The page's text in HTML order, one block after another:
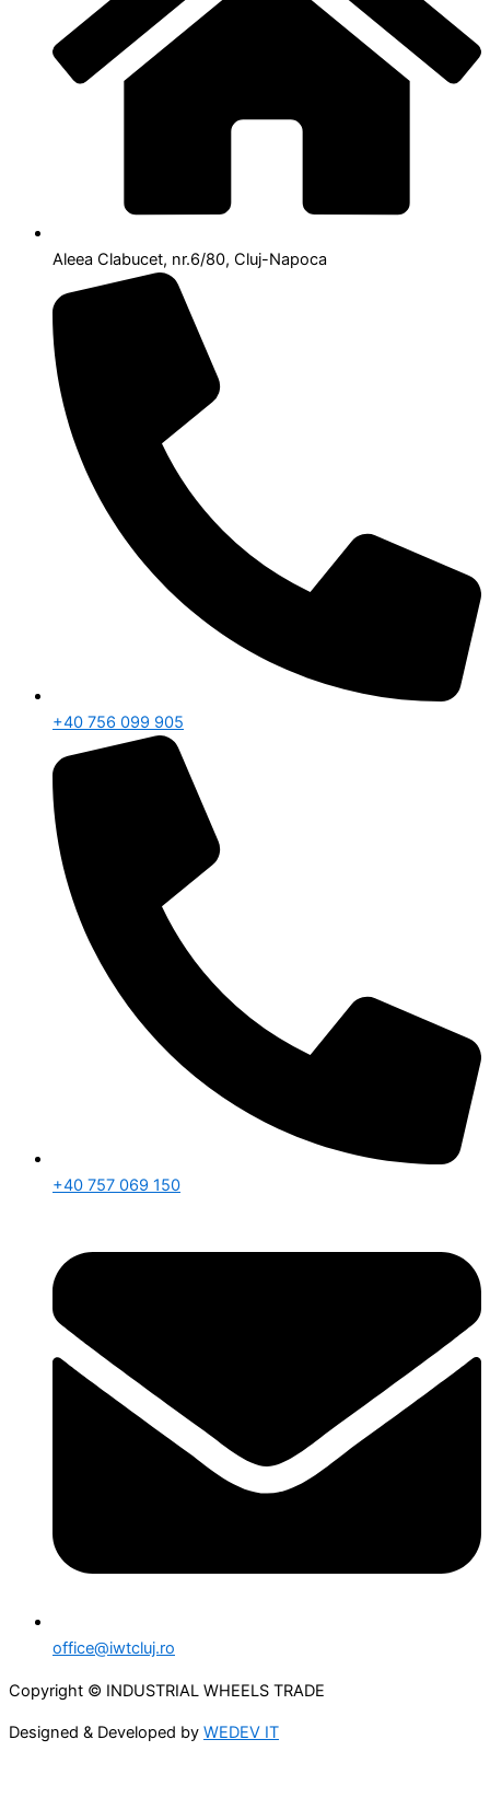
Aleea Clabucet, nr.6/80, Cluj-Napoca
+40 756 099 905
+40 757 069 150
office@iwtcluj.ro
Copyright © INDUSTRIAL WHEELS TRADE
Designed & Developed by WEDEV IT